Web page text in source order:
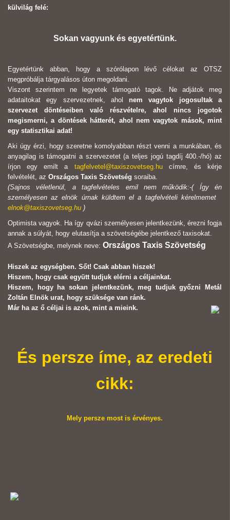
külvilág felé:
Sokan vagyunk és egyetértünk.
Egyetértünk abban, hogy a szórólapon lévő célokat az OTSZ
megpróbálja tárgyalásos úton megoldani.
Viszont szerintem ne legyetek támogató tagok. Ne adjátok meg
adataitokat egy szervezetnek, ahol nem vagytok jogosultak a
szervezet döntéseiben való részvételre, ahol nincs jogotok
megismerni, a döntések hátterét, ahol nem vagytok mások, mint
egy statisztikai adat!
Aki úgy érzi, hogy szeretne komolyabban részt venni a munkában, és
anyagilag is támogatni a szervezetet (a teljes jogú tagdíj 400.-/hó) az
írjon egy emilt a tagfelvetel@taxiszovetseg.hucímre, és kérje
felvételét, az Országos Taxis Szövetség soraiba.
(Sajnos véletlenül, a tagfelvételes emil nem működik:-( Így én
személyesen az elnök úrnak küldtem el a tagfelvételi kérelmemet
elnok@taxiszovetseg.hu )
Optimista vagyok. Ha így qvázi személyesen jelentkezünk, érezni fogja
annak a súlyát, hogy elutasítja a szövetségébe jelentkező taxisokat.
A Szövetségbe, melynek neve: Országos Taxis Szövetség
Hiszek az egységben. Sőt! Csak abban hiszek!
Hiszem, hogy csak együtt tudjuk elérni a céljainkat.
Hiszem, hogy ha sokan jelentkezünk, meg tudjuk győzni Metál
Zoltán Elnök urat, hogy szüksége van ránk.
Már ha az ő céljai is azok, mint a mieink.
És persze íme, az eredeti
cikk:
Mely persze most is érvényes.